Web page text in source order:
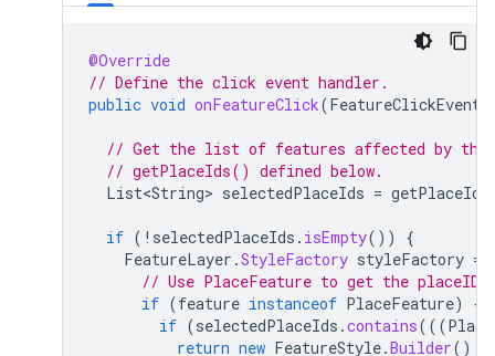
@Override
// Define the click event handler.
public void onFeatureClick(FeatureClickEvent
// Get the list of features affected by the
// getPlaceIds() defined below.
List<String> selectedPlaceIds = getPlaceIds
if ( ! selectedPlaceIds . isEmpty())
{
FeatureLayer .StyleFactory styleFactory =
// Use PlaceFeature to get the placeID
if (feature instanceof PlaceFeature)
{
if (selectedPlaceIds .contains(((
return new FeatureStyle.Builder()